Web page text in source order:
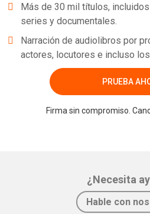
Más de 30 mil títulos,
series y documentales.
Narración de audiolibros por
actores, locutores e incluso
PRUEBA
Firma sin compromiso.
¿Necesita
Hable con